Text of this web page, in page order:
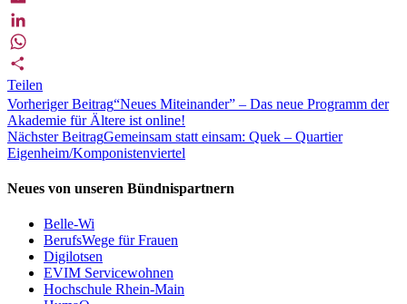
Email
LinkedIn
WhatsApp
Teilen
Vorheriger Beitrag“Neues Miteinander” – Das neue Programm der
Akademie für Ältere ist online!
Nächster BeitragGemeinsam statt einsam: Quek – Quartier
Eigenheim/Komponistenviertel
Neues von unseren Bündnispartnern
Belle-Wi
BerufsWege für Frauen
Digilotsen
EVIM Servicewohnen
Hochschule Rhein-Main